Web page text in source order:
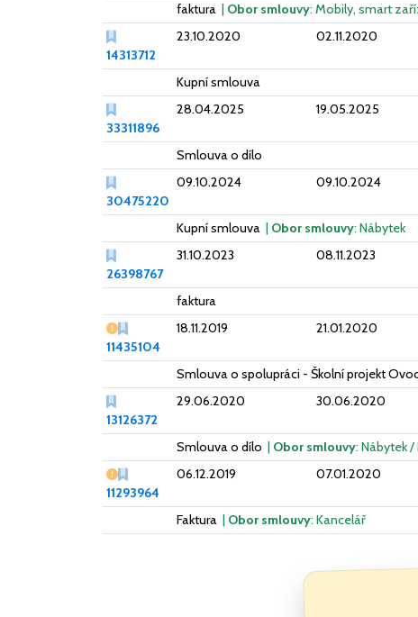
faktura | Obor smlouvy: Mobily, smart
14313712
23.10.2020 02.11.2020
Kupní smlouva
33311896
28.04.2025 19.05.2025
Smlouva o dílo
30475220
09.10.2024 09.10.2024
Kupní smlouva | Obor smlouvy: Nábytek
26398767
31.10.2023 08.11.2023
faktura
Vážný nedostatek
11435104
18.11.2019 21.01.2020
Smlouva o spolupráci - Školní projekt
13126372
29.06.2020 30.06.2020
Smlouva o dílo | Obor smlouvy: Nábytek
Vážný nedostatek
11293964
06.12.2019 07.01.2020
Faktura | Obor smlouvy: Kancelář